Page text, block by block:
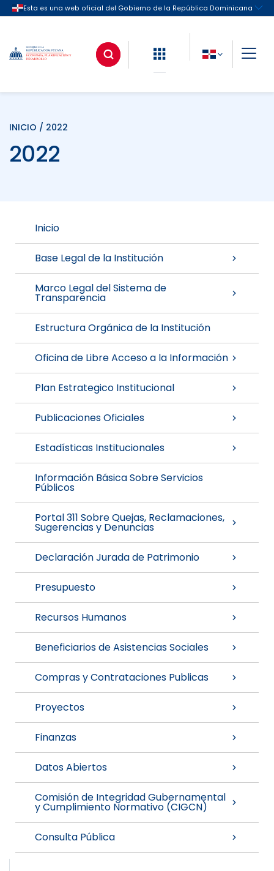
INICIO / 2022
2022
Inicio
Base Legal de la Institución
Marco Legal del Sistema de
Transparencia
Estructura Orgánica de la Institución
Oficina de Libre Acceso a la Información
Plan Estrategico Institucional
Publicaciones Oficiales
Estadísticas Institucionales
Información Básica Sobre Servicios
Públicos
Portal 311 Sobre Quejas, Reclamaciones,
Sugerencias y Denuncias
Declaración Jurada de Patrimonio
Presupuesto
Recursos Humanos
Beneficiarios de Asistencias Sociales
Compras y Contrataciones Publicas
Proyectos
Finanzas
Datos Abiertos
Comisión de Integridad Gubernamental
y Cumplimiento Normativo (CIGCN)
Consulta Pública